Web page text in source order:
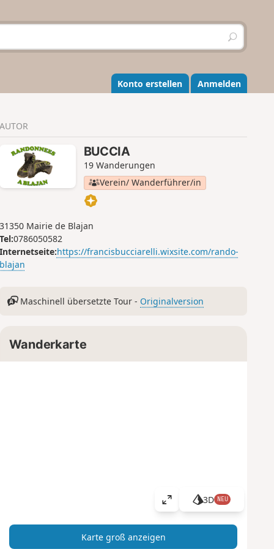
S
u
h
e
n
Konto erstellen Anmelden
AUTOR
BUCCIA
19 Wanderungen
Verein/ Wanderführer/in
31350 Mairie de Blajan
Tel:0786050582
Internetseite:https://francisbucciarelli.wixsite.com/rando-
blajan
Maschinell übersetzte Tour - Originalversion
Wanderkarte
K
3D NEU
Karte groß anzeigen